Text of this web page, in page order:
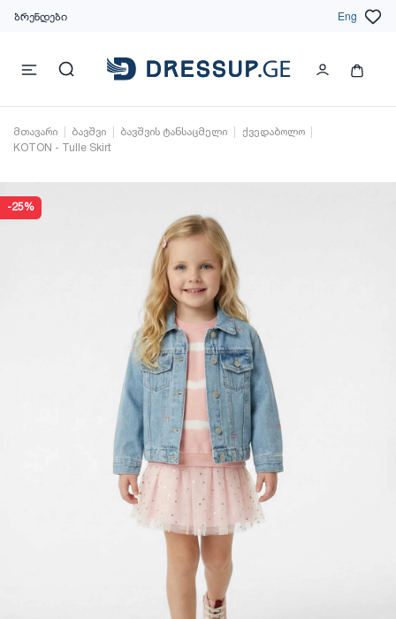
ბრენდები Eng
მთავარი ბავშვი ბავშვის ტანსაცმელი
ქვედაბოლო
KOTON - Tulle Skirt
-25%